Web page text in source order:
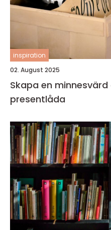
inspiration
02. August 2025
Skapa en
presentlåda